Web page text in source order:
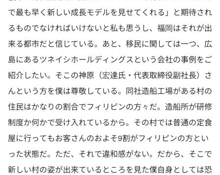
で最も早く新しい成長モデルを見せてくれる」と期待され
るものでなければいけないと私も思うし、福岡はそれが出
来る都市だと信じている。あと、移民に関しては一つ、広
島にあるツネイシホールディングスという会社の事例をご
紹介したい。そこの神原（宏達氏・代表取締役副社長）さ
んという方を僕は尊敬している。同社造船工場がある村の
住民はかなりの割合でフィリピンの方々だ。造船所が研修
制度か何かで受け入れているから。その村では普通の定食
屋に行ってもお客さんのおよそ9割がフィリピンの方とい
った状態だ。ただ、それで違和感がない。だから、そこで
新しい村の姿が出来ているところを見た僕自身としては恐